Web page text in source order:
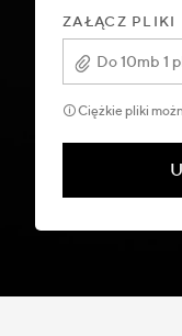
ZAŁĄCZ PLIKI
Do 10mb 1
🛈 Ciężkie pliki